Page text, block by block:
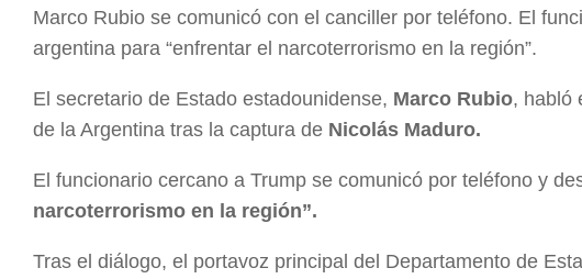
Marco Rubio se comunicó con el canciller por teléfono. El
argentina para “enfrentar el narcoterrorismo en la región”.
El secretario de Estado estadounidense, Marco Rubio, habló
de la Argentina tras la captura de Nicolás Maduro.
El funcionario cercano a Trump se comunicó por teléfono y
narcoterrorismo en la región”.
Tras el diálogo, el portavoz principal del Departamento de